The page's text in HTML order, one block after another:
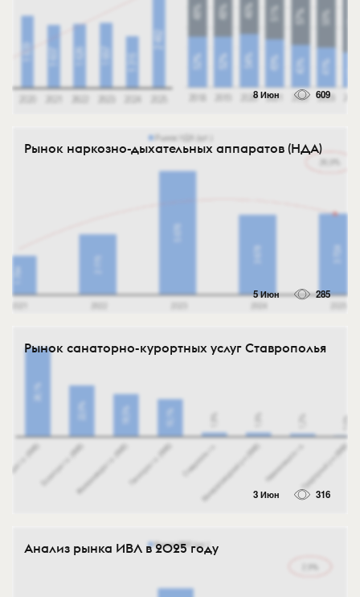
8 Июн 609
Рынок наркозно-дыхательных аппаратов (НДА)
5 Июн 285
Рынок санаторно-курортных услуг Ставрополья
3 Июн 316
Анализ рынка ИВЛ в 2025 году